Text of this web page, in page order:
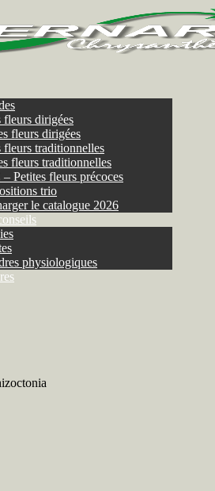
fleurs dirigées
fleurs dirigées
fleurs traditionnelles
fleurs traditionnelles
Petites fleurs précoces
trio
le catalogue 2026
physiologiques